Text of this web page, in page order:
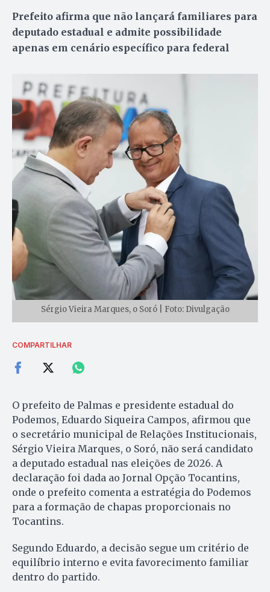
Prefeito afirma que não lançará familiares para
deputado estadual e admite possibilidade
apenas em cenário específico para federal
Sérgio Vieira Marques, o Soró | Foto: Divulgação
COMPARTILHAR
O prefeito de Palmas e presidente estadual do
Podemos, Eduardo Siqueira Campos, afirmou que
o secretário municipal de Relações Institucionais,
Sérgio Vieira Marques, o Soró, não será candidato
a deputado estadual nas eleições de 2026. A
declaração foi dada ao Jornal Opção Tocantins,
onde o prefeito comenta a estratégia do Podemos
para a formação de chapas proporcionais no
Tocantins.
Segundo Eduardo, a decisão segue um critério de
equilíbrio interno e evita favorecimento familiar
dentro do partido.